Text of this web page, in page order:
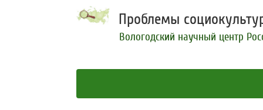
Проблемы
Вологодский научный центр